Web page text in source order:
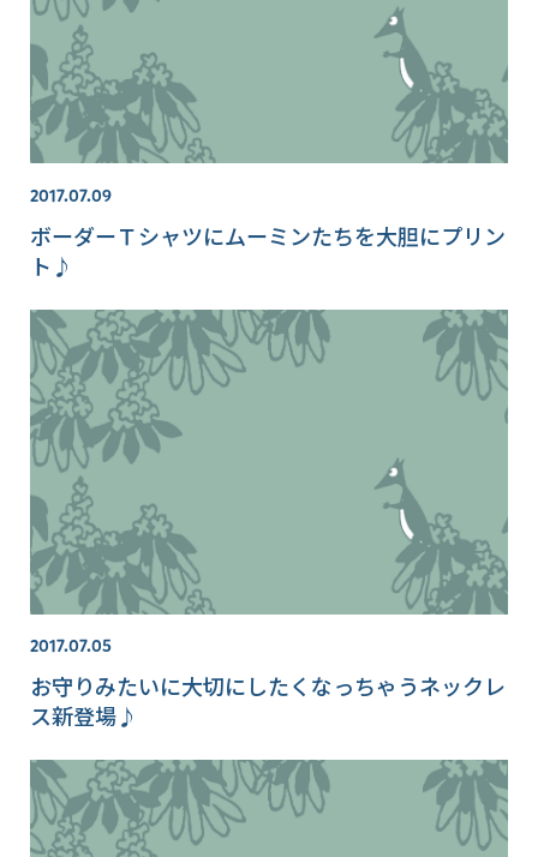
2017.07.09
ボーダーＴシャツにムーミンたちを大胆にプリン
ト♪
2017.07.05
お守りみたいに大切にしたくなっちゃうネックレ
ス新登場♪